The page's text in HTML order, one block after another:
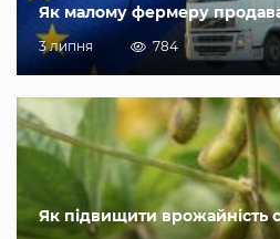
Як малому фермеру
3 липня 784
Як підвищити врожайність